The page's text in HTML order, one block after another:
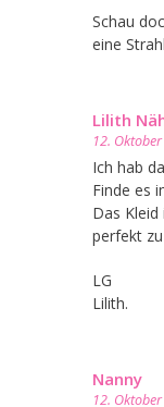
Schau
eine
Lilith
12.
Ich hab
Finde es
Das
perfekt
LG
Lilith.
Nanny
12.